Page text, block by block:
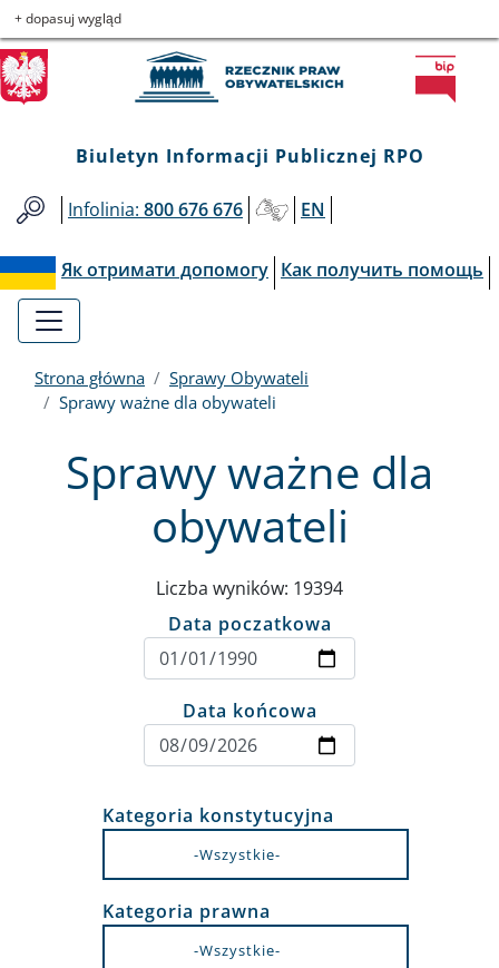
Przejdź
do
menu
głównego
Przejdź
do
treści
Przejdź
to
informacji
o
Przejdź
do
mapy
serwisu
Biuletyn
Informacji
Publicznej
RPO
+ dopasuj wygląd
Biuletyn Informacji Publicznej RPO
Infolinia: 800 676 676 EN
Як отримати допомогу Как получить помощь
Strona główna
Sprawy Obywateli
Sprawy ważne dla obywateli
Sprawy ważne dla
obywateli
Liczba wyników: 19394
Data poczatkowa
Data końcowa
Kategoria konstytucyjna
Kategoria prawna